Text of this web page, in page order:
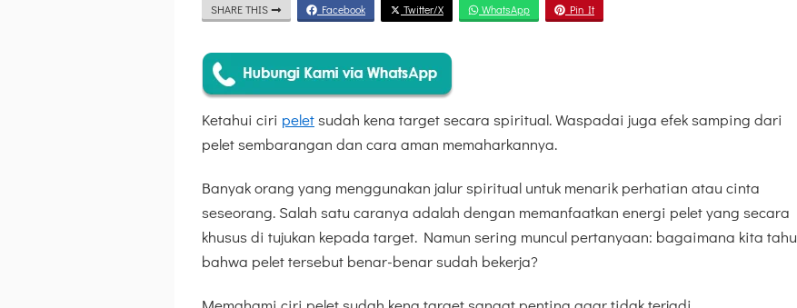
SHARE THIS Facebook Twitter/X WhatsApp Pin It
Ketahui ciri peletsudah kena target secara spiritual. Waspadai juga efek samping dari
pelet sembarangan dan cara aman memaharkannya.
Banyak orang yang menggunakan jalur spiritual untuk menarik perhatian atau cinta
seseorang. Salah satu caranya adalah dengan memanfaatkan energi pelet yang secara
khusus di tujukan kepada target. Namun sering muncul pertanyaan: bagaimana kita tahu
bahwa pelet tersebut benar-benar sudah bekerja?